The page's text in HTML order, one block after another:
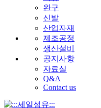
완구
신발
산업자재
제조공정
생산설비
공지사항
자료실
Q&A
Contact us